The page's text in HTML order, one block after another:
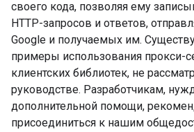
своего кода, позволяя ему
HTTP-запросов и ответов,
Google и получаемых им.
примеры использования прокси-
клиентских библиотек, не
руководстве. Разработчикам,
дополнительной помощи,
присоединиться к нашим